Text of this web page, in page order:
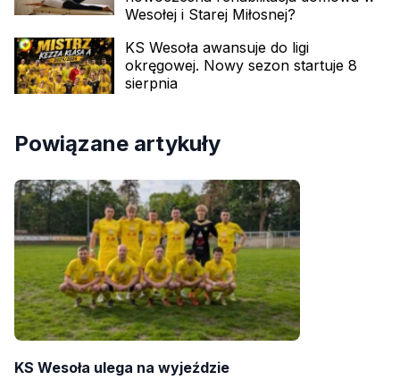
Wesołej i Starej Miłosnej?
KS Wesoła awansuje do ligi
okręgowej. Nowy sezon startuje 8
sierpnia
Powiązane artykuły
KS Wesoła ulega na wyjeździe